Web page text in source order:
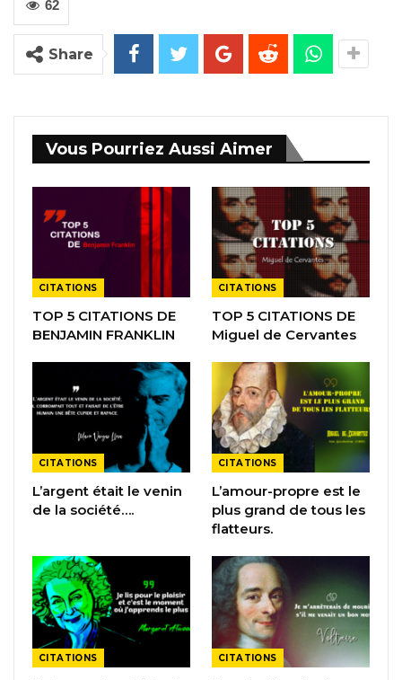
62
Share
Vous Pourriez Aussi Aimer
CITATIONS
TOP 5 CITATIONS DE
BENJAMIN FRANKLIN
CITATIONS
TOP 5 CITATIONS DE
Miguel de Cervantes
CITATIONS
L’argent était le venin
de la société….
CITATIONS
L’amour-propre est le
plus grand de tous les
flatteurs.
CITATIONS CITATIONS